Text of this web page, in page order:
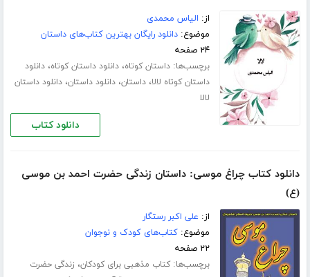
از: الیاس محمدی
موضوع:دانلود رایگان بهترین کتاب‌های داستان
۲۴ صفحه
برچسب‌ها:داستان کوتاه،دانلود داستان کوتاه،دانلود
داستان کوتاه لالا،داستان،دانلود داستان،دانلود داستان
لالا
دانلود کتاب
دانلود کتاب چراغ موسی: داستان زندگی حضرت احمد بن موسی
(ع)
از: علی اکبر رستگار
موضوع:کتاب‌های کودک و نوجوان
۲۲ صفحه
برچسب‌ها:کتاب مذهبی برای کودکان، زندگی حضرت